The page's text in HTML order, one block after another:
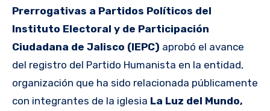
Prerrogativas a Partidos Políticos del
Instituto Electoral y de Participación
Ciudadana de Jalisco (IEPC) aprobó el avance
del registro del Partido Humanista en la entidad,
organización que ha sido relacionada públicamente
con integrantes de la iglesia La Luz del Mundo,